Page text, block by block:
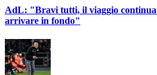
AdL: "Bravi tutti, il viaggio
arrivare in fondo"